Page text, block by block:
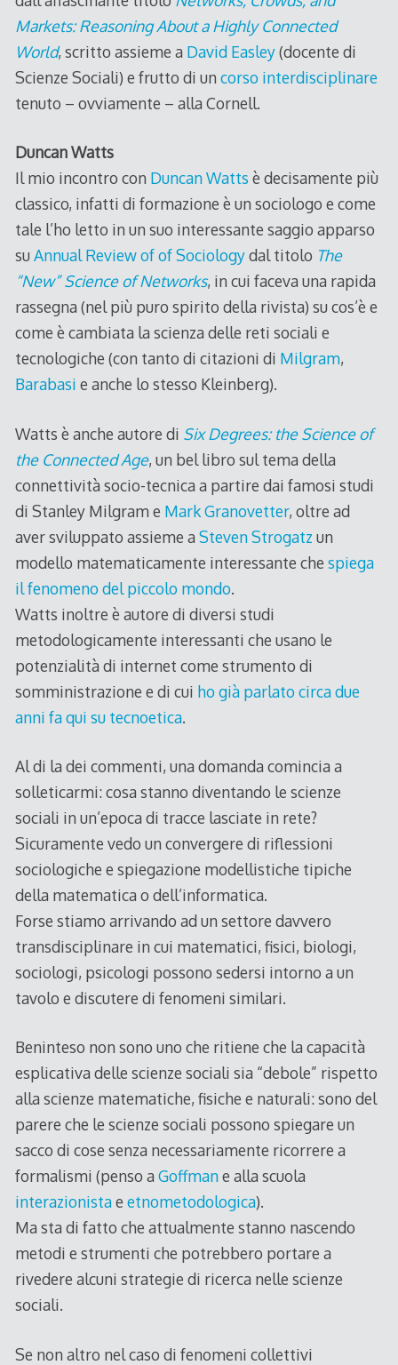
Markets: Reasoning About a Highly Connected
World, scritto assieme a David Easley(docente di
Scienze Sociali) e frutto di uncorso interdisciplinare
tenuto – ovviamente – alla Cornell.
Duncan Watts
Il mio incontro con Duncan Watts è decisamente più
classico, infatti di formazione è un sociologo e come
tale l’ho letto in un suo interessante saggio apparso
suAnnual Review of of Sociologydal titolo The
“New” Science of Networks, in cui faceva una rapida
rassegna (nel più puro spirito della rivista) su cos’è e
come è cambiata la scienza delle reti sociali e
tecnologiche (con tanto di citazioni di Milgram,
Barabasi e anche lo stesso Kleinberg).
Watts è anche autore di Six Degrees: the Science of
the Connected Age, un bel libro sul tema della
connettività socio-tecnica a partire dai famosi studi
di Stanley Milgram e Mark Granovetter, oltre ad
aver sviluppato assieme aSteven Strogatz un
modello matematicamente interessante che spiega
il fenomeno del piccolo mondo.
Watts inoltre è autore di diversi studi
metodologicamente interessanti che usano le
potenzialità di internet come strumento di
somministrazione e di cui ho già parlato circa due
anni fa qui su tecnoetica.
Al di la dei commenti, una domanda comincia a
solleticarmi: cosa stanno diventando le scienze
sociali in un’epoca di tracce lasciate in rete?
Sicuramente vedo un convergere di riflessioni
sociologiche e spiegazione modellistiche tipiche
della matematica o dell’informatica.
Forse stiamo arrivando ad un settore davvero
transdisciplinare in cui matematici, fisici, biologi,
sociologi, psicologi possono sedersi intorno a un
tavolo e discutere di fenomeni similari.
Beninteso non sono uno che ritiene che la capacità
esplicativa delle scienze sociali sia “debole” rispetto
alla scienze matematiche, fisiche e naturali: sono del
parere che le scienze sociali possono spiegare un
sacco di cose senza necessariamente ricorrere a
formalismi (penso aGoffmane alla scuola
interazionistae etnometodologica).
Ma sta di fatto che attualmente stanno nascendo
metodi e strumenti che potrebbero portare a
rivedere alcuni strategie di ricerca nelle scienze
sociali.
Se non altro nel caso di fenomeni collettivi